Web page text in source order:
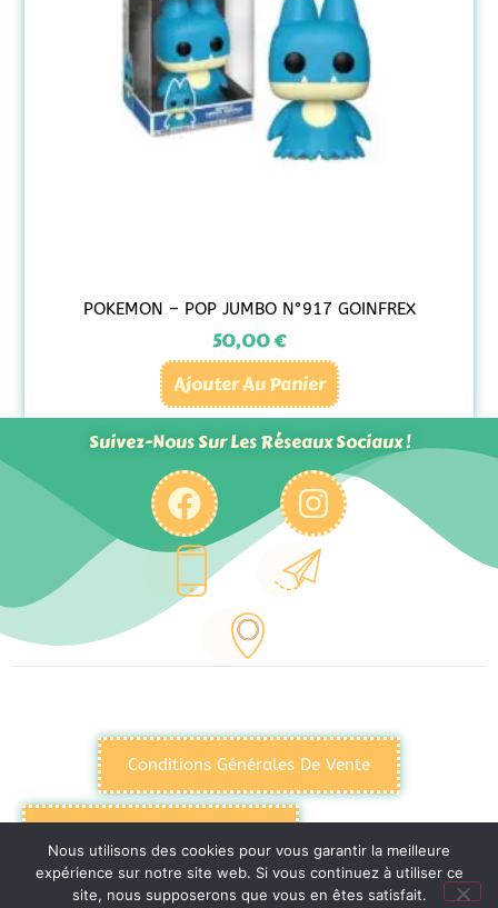
POKEMON – POP JUMBO N°917 GOINFREX
50,00€
Ajouter Au Panier
Suivez-Nous Sur Les Réseaux Sociaux !
Conditions Générales De Vente
Nous utilisons des cookies pour vous garantir la meilleure
expérience sur notre site web. Si vous continuez à utiliser ce
site, nous supposerons que vous en êtes satisfait.